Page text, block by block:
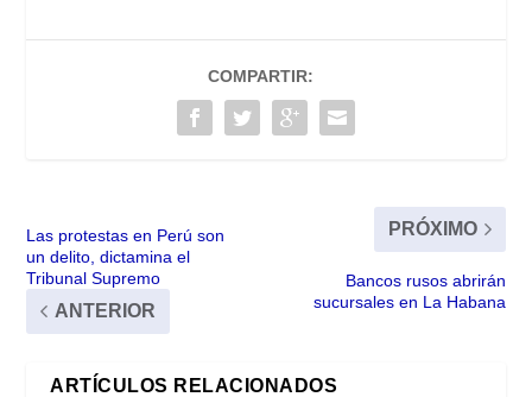
COMPARTIR:
Las protestas en Perú son
un delito, dictamina el
Tribunal Supremo
ANTERIOR
PRÓXIMO
Bancos rusos abrirán
sucursales en La Habana
ARTÍCULOS RELACIONADOS